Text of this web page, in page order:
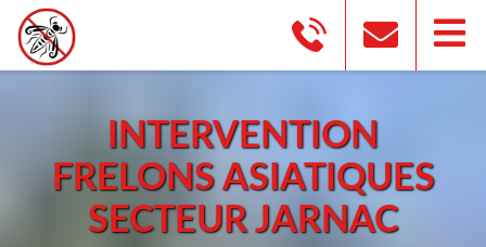
INTERVENTION
FRELONS ASIATIQUES
SECTEUR JARNAC